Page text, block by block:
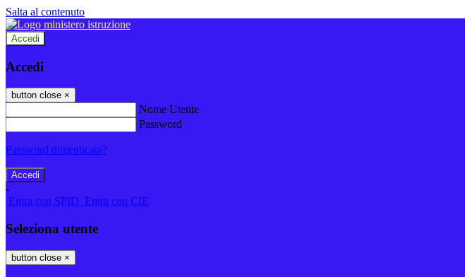
Salta al contenuto
Accedi
Accedi
button close ×
Nome Utente
Password
Password dimenticata?
-
Entra con SPID Entra con CIE
Seleziona utente
button close ×